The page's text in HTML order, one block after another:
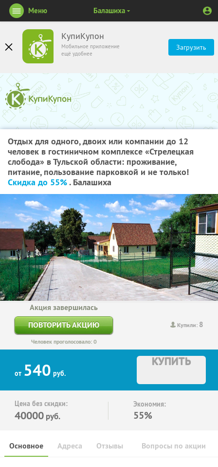
КупиКупон
Мобильное приложение
ещё удобнее
Загрузить
Меню Балашиха
Отдых для одного, двоих или компании до 12
человек в гостиничном комплексе «Стрелецкая
слобода» в Тульской области: проживание,
питание, пользование парковкой и не только!
Скидка до 55%. Балашиха
Купили: 8
Акция завершилась
ПОВТОРИТЬ АКЦИЮ
Человек проголосовало: 0
от 540 руб.
КУПИТЬ
Цена без скидки:
40000 руб.
Экономия:
55%
Основное Отзывы Вопросы по акции
Адреса